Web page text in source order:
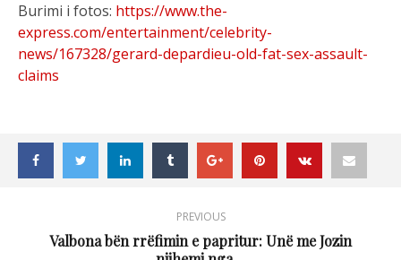
Burimi i fotos: https://www.the-
express.com/entertainment/celebrity-
news/167328/gerard-depardieu-old-fat-sex-assault-
claims
PREVIOUS
Valbona bën rrëfimin e papritur: Unë me Jozin